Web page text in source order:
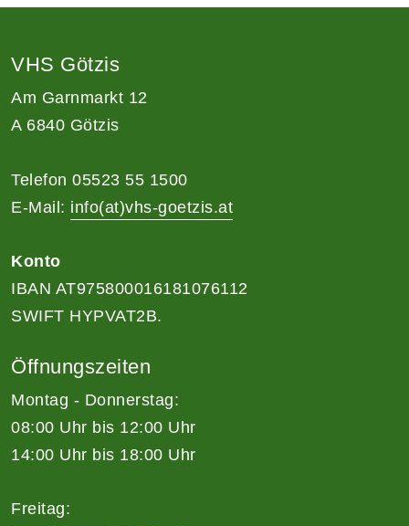
VHS Götzis
Am Garnmarkt 12
A 6840 Götzis
Telefon 05523 55 1500
E-Mail: info(at)vhs-goetzis.at
Konto
IBAN AT975800016181076112
SWIFT HYPVAT2B.
Öffnungszeiten
Montag - Donnerstag:
08:00 Uhr bis 12:00 Uhr
14:00 Uhr bis 18:00 Uhr
Freitag: